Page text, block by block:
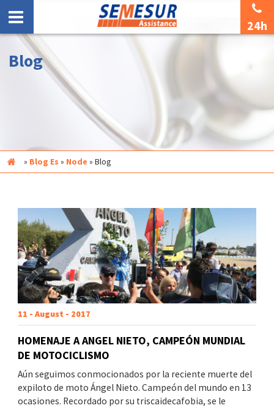
24h
Blog
Inicio » Blog Es » Node » Blog
11 - August - 2017
HOMENAJE A ANGEL NIETO, CAMPEÓN MUNDIAL
DE MOTOCICLISMO
Aún seguimos conmocionados por la reciente muerte del
expiloto de moto Ángel Nieto. Campeón del mundo en 13
ocasiones. Recordado por su triscaidecafobia, se le